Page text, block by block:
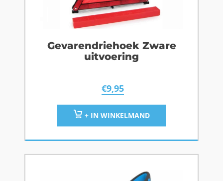
Gevarendriehoek Zware
uitvoering
€9,95
+ IN WINKELMAND